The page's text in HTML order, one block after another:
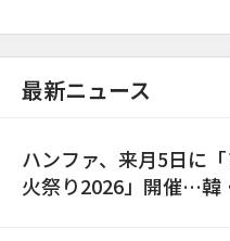
最新ニュース
ハンファ、来月5日に
火祭り2026」開催…韓